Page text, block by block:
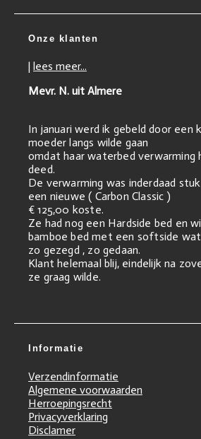
Onze klanten
| lees meer...
Mevr. N. uit Almere
In januari werd ik gebeld door een
moeder langs wilde gaan
omdat haar waterbed
deed.
De verwarming was inderdaad
een nieuwe ( Carbon Classic )
€ 125,00 koste.
Ze had nog een Hardside bed en
bamboe bed met een softside
zo gezegd , zo gedaan.
Klant helemaal blij, eindelijk na
ze graag wilde.
Informatie
Verzendinformatie
Algemene voorwaarden
Herroepingsrecht
Privacyverklaring
Disclamer